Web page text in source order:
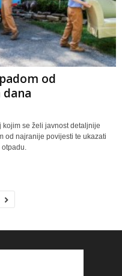
od
kojim se želi javnost detaljnije
od najranije povijesti te ukazati